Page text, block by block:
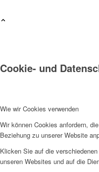
Cookie- und
Wie wir Cookies verwenden
Wir können Cookies anfordern,
Beziehung zu unserer Website
Klicken Sie auf die
unseren Websites und auf die